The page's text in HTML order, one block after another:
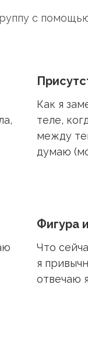
с
Как я
теле,
между
думаю
Фигура
Что
я
отвечаю